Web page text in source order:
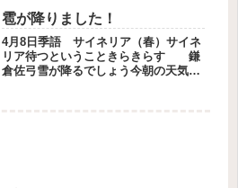
ア、タイル、靴箱の上を水拭きしまし
た。デッキを箒ではいて、モップを
掛...
雹が降りました！
4月8日季語 サイネリア（春）サイネ
リア待つということきらきらす 鎌
倉佐弓雪が降るでしょう今朝の天気予